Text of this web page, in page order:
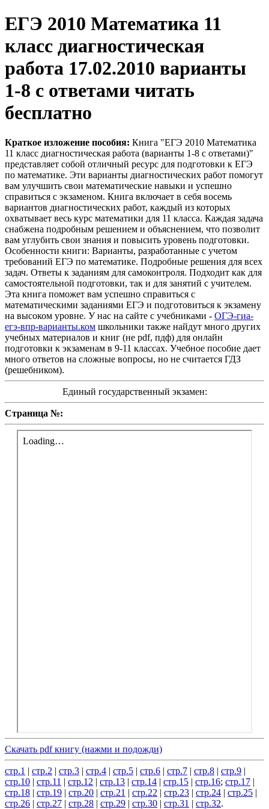
ЕГЭ 2010 Математика 11
класс диагностическая
работа 17.02.2010 варианты
1-8 с ответами читать
бесплатно
Краткое изложение пособия: Книга "ЕГЭ 2010 Математика
11 класс диагностическая работа (варианты 1-8 с ответами)"
представляет собой отличный ресурс для подготовки к ЕГЭ
по математике. Эти варианты диагностических работ помогут
вам улучшить свои математические навыки и успешно
справиться с экзаменом. Книга включает в себя восемь
вариантов диагностических работ, каждый из которых
охватывает весь курс математики для 11 класса. Каждая задача
снабжена подробным решением и объяснением, что позволит
вам углубить свои знания и повысить уровень подготовки.
Особенности книги: Варианты, разработанные с учетом
требований ЕГЭ по математике. Подробные решения для всех
задач. Ответы к заданиям для самоконтроля. Подходит как для
самостоятельной подготовки, так и для занятий с учителем.
Эта книга поможет вам успешно справиться с
математическими заданиями ЕГЭ и подготовиться к экзамену
на высоком уровне. У нас на сайте с учебниками - ОГЭ-гиа-
егэ-впр-варианты.ком школьники также найдут много других
учебных материалов и книг (не pdf, пдф) для онлайн
подготовки к экзаменам в 9-11 классах. Учебное пособие дает
много ответов на сложные вопросы, но не считается ГДЗ
(решебником).
Единый государственный экзамен:
Страница №:
Скачать pdf книгу (нажми и подожди)
стр.1 | стр.2 | стр.3 | стр.4 | стр.5 | стр.6 | стр.7 | стр.8 | стр.9 |
стр.10 | стр.11 | стр.12 | стр.13 | стр.14 | стр.15 | стр.16; стр.17 |
стр.18 | стр.19 | стр.20 | стр.21 | стр.22 | стр.23 | стр.24 | стр.25 |
стр.26 | стр.27 | стр.28 | стр.29 | стр.30 | стр.31 | стр.32.